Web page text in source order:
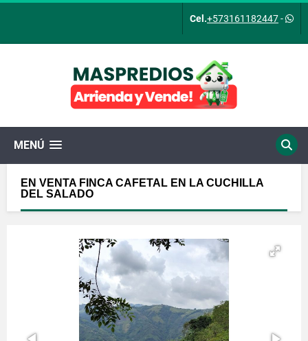
Cel.+573161182447-
MENÚ
EN VENTA FINCA CAFETAL EN LA CUCHILLA
DEL SALADO